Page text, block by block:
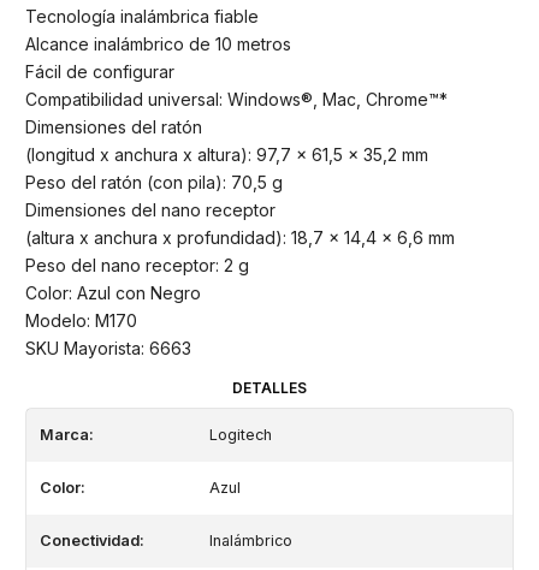
Tecnología inalámbrica fiable
Alcance inalámbrico de 10 metros
Fácil de configurar
Compatibilidad universal: Windows®, Mac, Chrome™*
Dimensiones del ratón
(longitud x anchura x altura): 97,7 x 61,5 x 35,2 mm
Peso del ratón (con pila): 70,5 g
Dimensiones del nano receptor
(altura x anchura x profundidad): 18,7 x 14,4 x 6,6 mm
Peso del nano receptor: 2 g
Color: Azul con Negro
Modelo: M170
SKU Mayorista: 6663
DETALLES
Marca: Logitech
Color: Azul
Conectividad: Inalámbrico